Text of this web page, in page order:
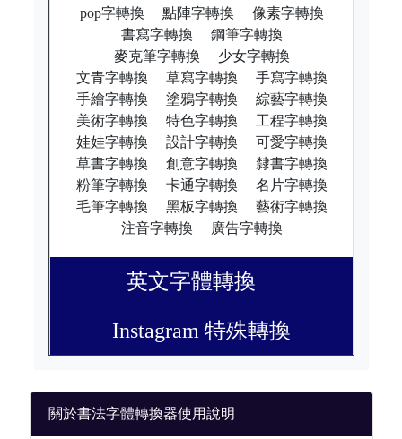
pop字轉換
點陣字轉換
像素字轉換
書寫字轉換
鋼筆字轉換
麥克筆字轉換
少女字轉換
文青字轉換
草寫字轉換
手寫字轉換
手繪字轉換
塗鴉字轉換
綜藝字轉換
美術字轉換
特色字轉換
工程字轉換
娃娃字轉換
設計字轉換
可愛字轉換
草書字轉換
創意字轉換
隸書字轉換
粉筆字轉換
卡通字轉換
名片字轉換
毛筆字轉換
黑板字轉換
藝術字轉換
注音字轉換
廣告字轉換
英文字體轉換
Instagram 特殊轉換
關於書法字體轉換器使用說明